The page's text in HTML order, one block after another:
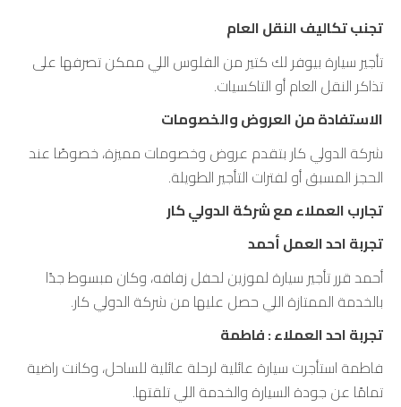
تجنب تكاليف النقل العام
تأجير سيارة بيوفر لك كتير من الفلوس اللي ممكن تصرفها على
تذاكر النقل العام أو التاكسيات.
الاستفادة من العروض والخصومات
شركة الدولي كار بتقدم عروض وخصومات مميزة، خصوصًا عند
الحجز المسبق أو لفترات التأجير الطويلة.
تجارب العملاء مع شركة الدولي كار
تجربة احد العمل أحمد
أحمد قرر تأجير سيارة لموزين لحفل زفافه، وكان مبسوط جدًا
بالخدمة الممتازة اللي حصل عليها من شركة الدولي كار.
تجربة احد العملاء : فاطمة
فاطمة استأجرت سيارة عائلية لرحلة عائلية للساحل، وكانت راضية
تمامًا عن جودة السيارة والخدمة اللي تلقتها.